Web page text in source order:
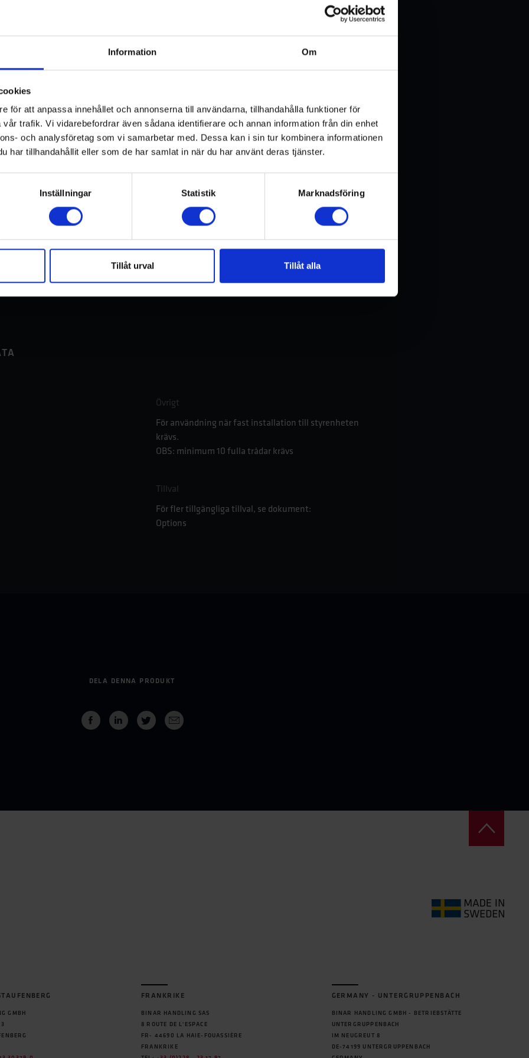
Information Om
för att anpassa innehållet och annonserna till användarna, tillhandahålla funktioner för
trafik. Vi vidarebefordrar även sådana identifierare och annan information från din enhet
och analysföretag som vi samarbetar med. Dessa kan i sin tur kombinera informationen
har tillhandahållit eller som de har samlat in när du har använt deras tjänster.
Inställningar Statistik Marknadsföring
Tillåt urval Tillåt alla
Handlings personuppgiftspolicy
Övrigt
För användning när fast installation till styrenheten
krävs.
OBS: minimum 10 fulla trådar krävs
Tillval
För fler tillgängliga tillval, se dokument:
Options
DELA DENNA PRODUKT
GMBH
FRANKRIKE
BINAR HANDLING SAS
8 ROUTE DE L'ESPACE
FR- 44690 LA HAIE-FOUASSIÈRE
FRANKRIKE
GERMANY - UNTERGRUPPENBACH
BINAR HANDLING GMBH - BETRIEBSTÄTTE
UNTERGRUPPENBACH
IM NEUGREUT 8
DE-74199 UNTERGRUPPENBACH